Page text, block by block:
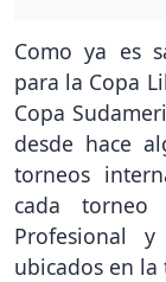
Como ya es
para la Copa
Copa
desde hace
torneos
cada
Profesional
ubicados en